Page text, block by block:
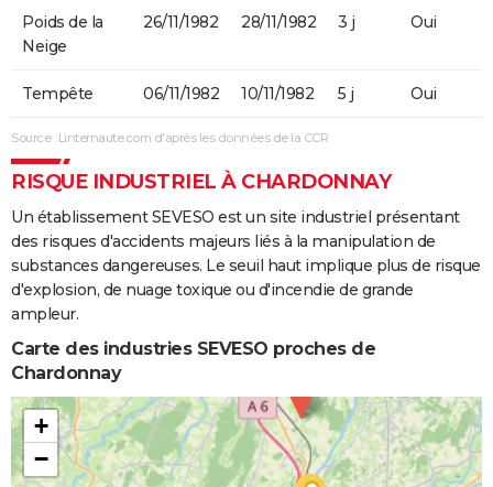
Poids de la
Neige
26/11/1982 28/11/1982 3 j Oui
Tempête 06/11/1982 10/11/1982 5 j Oui
Source : Linternaute.com d'après les données de la CCR
RISQUE INDUSTRIEL À CHARDONNAY
Un établissement SEVESO est un site industriel présentant
des risques d'accidents majeurs liés à la manipulation de
substances dangereuses. Le seuil haut implique plus de risque
d'explosion, de nuage toxique ou d'incendie de grande
ampleur.
Carte des industries SEVESO proches de
Chardonnay
+
−